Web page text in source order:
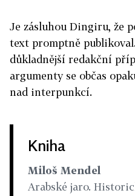
Je zásluhou Dingiru, že
text promptně
důkladnější redakční
argumenty se občas
nad interpunkcí.
Kniha
Miloš Mendel
Arabské jaro.